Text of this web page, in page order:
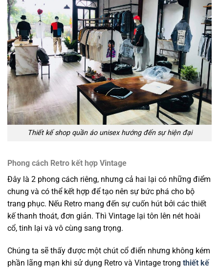
Thiết kế shop quần áo unisex hướng đến sự hiện đại
Phong cách Retro kết hợp Vintage
Đây là 2 phong cách riêng, nhưng cả hai lại có những điểm
chung và có thể kết hợp để tạo nên sự bức phá cho bộ
trang phục. Nếu Retro mang đến sự cuốn hút bởi các thiết
kế thanh thoát, đơn giản. Thì Vintage lại tôn lên nét hoài
cổ, tinh lại và vô cùng sang trọng.
Chúng ta sẽ thấy được một chút cổ điển nhưng không kém
phần lãng mạn khi sử dụng Retro và Vintage trong thiết kế